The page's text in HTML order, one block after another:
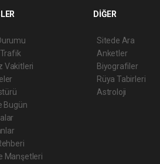
Vakitleri
Bugün
Manşetleri
DİĞER
Sitede Ara
Anketler
Biyografiler
Rüya Tabirleri
Astroloji